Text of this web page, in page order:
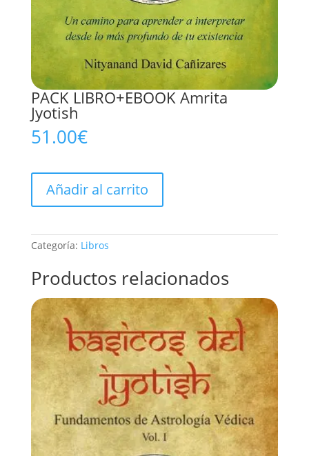
PACK LIBRO+EBOOK Amrita
Jyotish
51.00€
PACK
LIBRO+EBOOK
Amrita
cantidad
Añadir al carrito
Categoría: Libros
Productos relacionados